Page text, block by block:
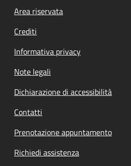
Footer menu
Area riservata
Crediti
Informativa privacy
Note legali
Dichiarazione di accessibilità
Contatti
Prenotazione appuntamento
Richiedi assistenza